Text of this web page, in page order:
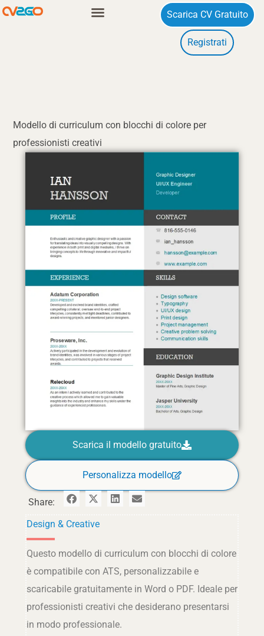
Vai
Scarica CV Gratuito
Registrati
Modello di curriculum con blocchi di colore per
professionisti creativi
Scarica il modello gratuito
Personalizza modello
Share:
Design & Creative
Questo modello di curriculum con blocchi di colore
è compatibile con ATS, personalizzabile e
scaricabile gratuitamente in Word o PDF. Ideale per
professionisti creativi che desiderano presentarsi
in modo professionale.